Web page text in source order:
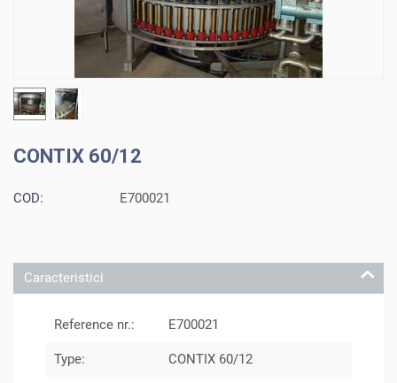
CONTIX 60/12
COD: E700021
Caracteristici
Reference nr.: E700021
Type: CONTIX 60/12